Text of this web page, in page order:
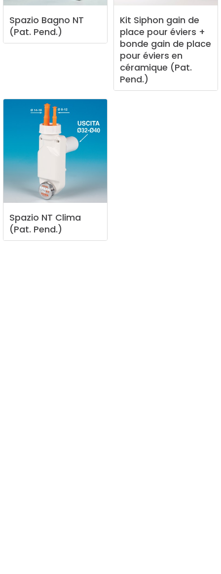
Spazio Bagno NT
(Pat. Pend.)
Kit Siphon gain de
place pour éviers +
bonde gain de place
pour éviers en
céramique (Pat.
Pend.)
Spazio NT Clima
(Pat. Pend.)